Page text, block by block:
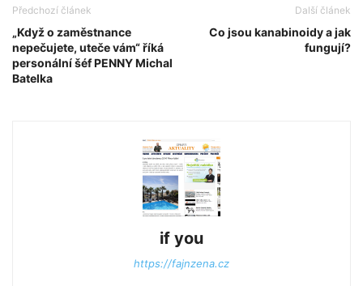
Předchozí článek
„Když o zaměstnance
nepečujete, uteče vám“ říká
personální šéf PENNY Michal
Batelka
Další článek
Co jsou kanabinoidy a jak
fungují?
if you
https://fajnzena.cz